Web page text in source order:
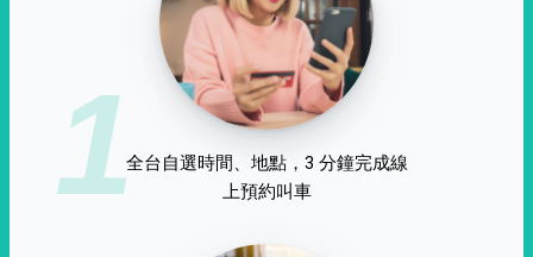
1全台自選時間、地點，3 分鐘完成線
上預約叫車